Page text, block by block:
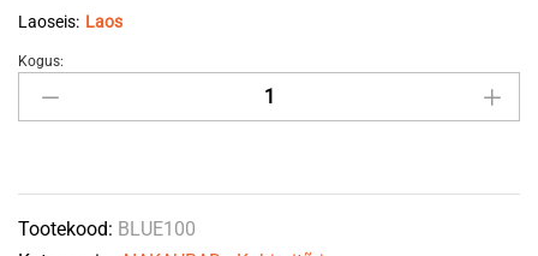
Laoseis: Laos
Sipelgapulber
Ataka
quantity
Kogus:
Tootekood: BLUE100